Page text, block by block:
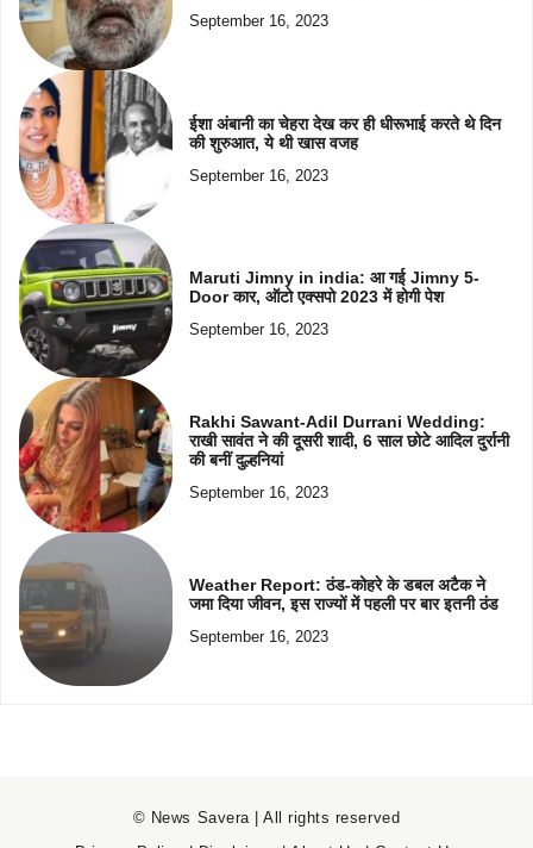
September 16, 2023
ईशा अंबानी का चेहरा देख कर ही धीरूभाई करते थे दिन
की शुरुआत, ये थी खास वजह
September 16, 2023
Maruti Jimny in india: आ गई Jimny 5-
Door कार, ऑटो एक्सपो 2023 में होगी पेश
September 16, 2023
Rakhi Sawant-Adil Durrani Wedding:
राखी सावंत ने की दूसरी शादी, 6 साल छोटे आदिल दुर्रानी
की बनीं दुल्हनियां
September 16, 2023
Weather Report: ठंड-कोहरे के डबल अटैक ने
जमा दिया जीवन, इस राज्यों में पहली पर बार इतनी ठंड
September 16, 2023
© News Savera | All rights reserved